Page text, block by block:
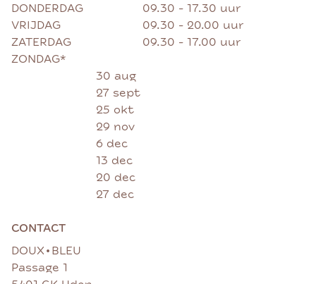
DONDERDAG
09.30 - 17.30 uur
VRIJDAG
09.30 - 20.00 uur
ZATERDAG
09.30 - 17.00 uur
ZONDAG*
30 aug
27 sept
25 okt
29 nov
6 dec
13 dec
20 dec
27 dec
CONTACT
DOUX • BLEU
Passage 1